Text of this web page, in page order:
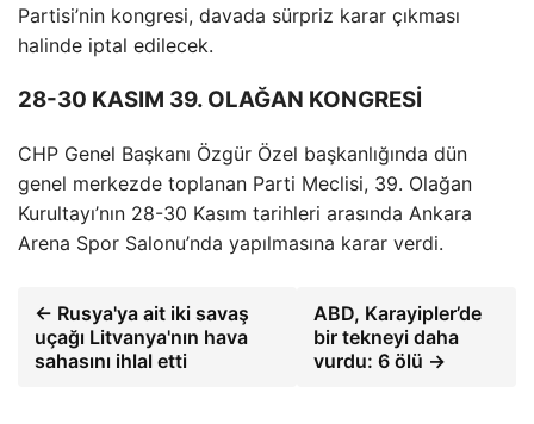
Partisi’nin kongresi, davada sürpriz karar çıkması
halinde iptal edilecek.
28-30 KASIM 39. OLAĞAN KONGRESİ
CHP Genel Başkanı Özgür Özel başkanlığında dün
genel merkezde toplanan Parti Meclisi, 39. Olağan
Kurultayı’nın 28-30 Kasım tarihleri ​​arasında Ankara
Arena Spor Salonu’nda yapılmasına karar verdi.
← Rusya'ya ait iki savaş
uçağı Litvanya'nın hava
sahasını ihlal etti
ABD, Karayipler’de
bir tekneyi daha
vurdu: 6 ölü →